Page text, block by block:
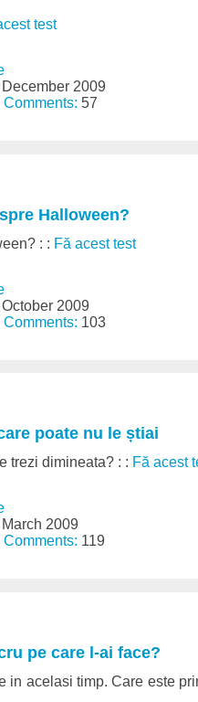
test
2009
Comments: 57
Halloween?
: : Fă acest test
2009
Comments: 103
poate nu le știai
trezi dimineata? : : Fă acest
2009
Comments: 119
pe care l-ai face?
in acelasi timp. Care este